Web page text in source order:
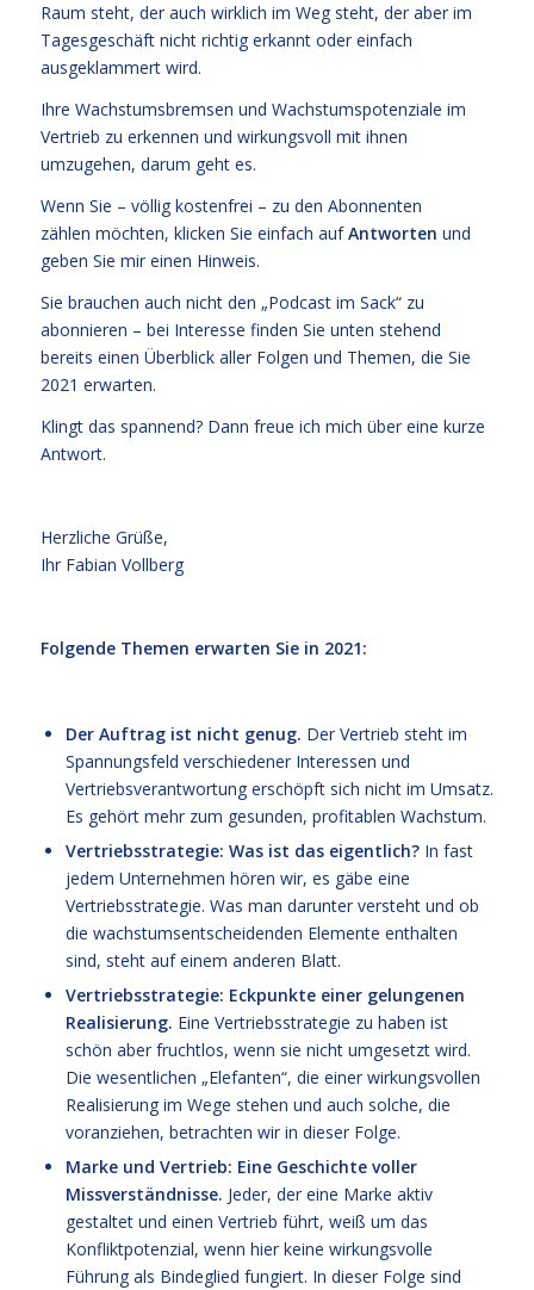
Raum steht, der auch wirklich im Weg steht, der aber im
Tagesgeschäft nicht richtig erkannt oder einfach
ausgeklammert wird.
Ihre Wachstumsbremsen und Wachstumspotenziale im
Vertrieb zu erkennen und wirkungsvoll mit ihnen
umzugehen, darum geht es.
Wenn Sie – völlig kostenfrei – zu den Abonnenten
zählen möchten, klicken Sie einfach aufAntworten und
geben Sie mir einen Hinweis.
Sie brauchen auch nicht den „Podcast im Sack“ zu
abonnieren – bei Interesse finden Sie unten stehend
bereits einen Überblick aller Folgen und Themen, die Sie
2021 erwarten.
Klingt das spannend? Dann freue ich mich über eine kurze
Antwort.
Herzliche Grüße,
Ihr Fabian Vollberg
Folgende Themen erwarten Sie in 2021:
Der Auftrag ist nicht genug. Der Vertrieb steht im
Spannungsfeld verschiedener Interessen und
Vertriebsverantwortung erschöpft sich nicht im Umsatz.
Es gehört mehr zum gesunden, profitablen Wachstum.
Vertriebsstrategie: Was ist das eigentlich?In fast
jedem Unternehmen hören wir, es gäbe eine
Vertriebsstrategie. Was man darunter versteht und ob
die wachstumsentscheidenden Elemente enthalten
sind, steht auf einem anderen Blatt.
Vertriebsstrategie: Eckpunkte einer gelungenen
Realisierung. Eine Vertriebsstrategie zu haben ist
schön aber fruchtlos, wenn sie nicht umgesetzt wird.
Die wesentlichen „Elefanten“, die einer wirkungsvollen
Realisierung im Wege stehen und auch solche, die
voranziehen, betrachten wir in dieser Folge.
Marke und Vertrieb: Eine Geschichte voller
Missverständnisse. Jeder, der eine Marke aktiv
gestaltet und einen Vertrieb führt, weiß um das
Konfliktpotenzial, wenn hier keine wirkungsvolle
Führung als Bindeglied fungiert. In dieser Folge sind